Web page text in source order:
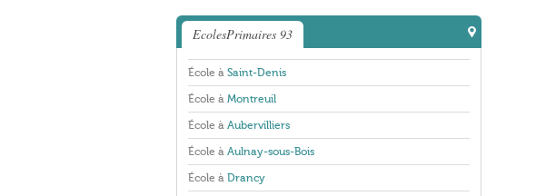
EcolesPrimaires 93
École à Saint-Denis
École à Montreuil
École à Aubervilliers
École à Aulnay-sous-Bois
École à Drancy